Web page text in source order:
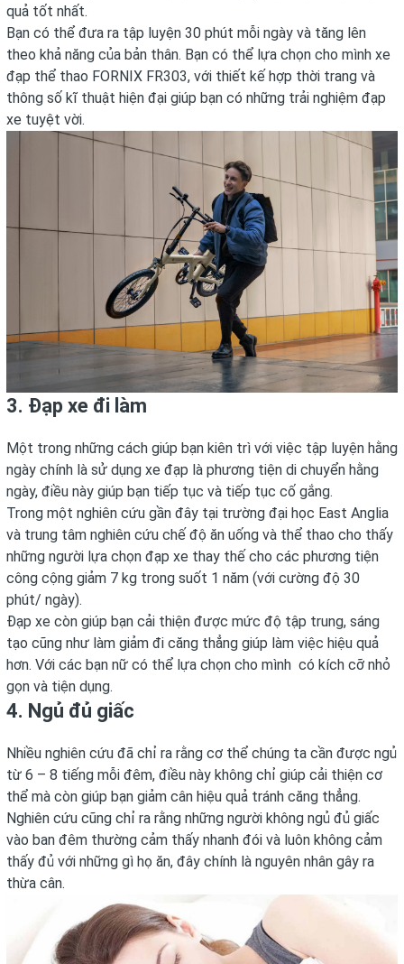
quả tốt nhất.
Bạn có thể đưa ra tập luyện 30 phút mỗi ngày và tăng lên
theo khả năng của bản thân. Bạn có thể lựa chọn cho mình xe
đạp thể thao FORNIX FR303, với thiết kế hợp thời trang và
thông số kĩ thuật hiện đại giúp bạn có những trải nghiệm đạp
xe tuyệt vời.
3. Đạp xe đi làm
Một trong những cách giúp bạn kiên trì với việc tập luyện hằng
ngày chính là sử dụng xe đạp là phương tiện di chuyển hằng
ngày, điều này giúp bạn tiếp tục và tiếp tục cố gắng.
Trong một nghiên cứu gần đây tại trường đại học East Anglia
và trung tâm nghiên cứu chế độ ăn uống và thể thao cho thấy
những người lựa chọn đạp xe thay thế cho các phương tiện
công cộng giảm 7 kg trong suốt 1 năm (với cường độ 30
phút/ ngày).
Đạp xe còn giúp bạn cải thiện được mức độ tập trung, sáng
tạo cũng như làm giảm đi căng thẳng giúp làm việc hiệu quả
hơn. Với các bạn nữ có thể lựa chọn cho mình có kích cỡ nhỏ
gọn và tiện dụng.
4. Ngủ đủ giấc
Nhiều nghiên cứu đã chỉ ra rằng cơ thể chúng ta cần được ngủ
từ 6 – 8 tiếng mỗi đêm, điều này không chỉ giúp cải thiện cơ
thể mà còn giúp bạn giảm cân hiệu quả tránh căng thẳng.
Nghiên cứu cũng chỉ ra rằng những người không ngủ đủ giấc
vào ban đêm thường cảm thấy nhanh đói và luôn không cảm
thấy đủ với những gì họ ăn, đây chính là nguyên nhân gây ra
thừa cân.